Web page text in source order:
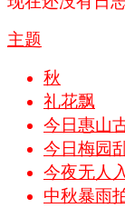
主题
秋
礼花飘
今日惠山
今日梅园
今夜无人
中秋暴雨